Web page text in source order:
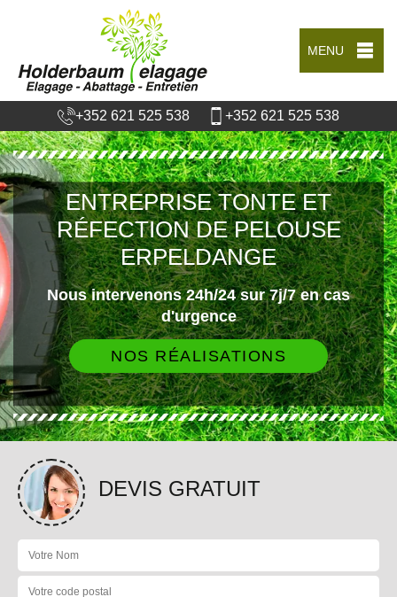
MENU
+352 621 525 538 +352 621 525 538
ENTREPRISE TONTE ET
RÉFECTION DE PELOUSE
ERPELDANGE
Nous intervenons 24h/24 sur 7j/7 en cas
d'urgence
NOS RÉALISATIONS
DEVIS GRATUIT